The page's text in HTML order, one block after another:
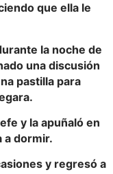
que ella le
la noche de
una discusión
pastilla para
y la apuñaló en
a dormir.
y regresó a